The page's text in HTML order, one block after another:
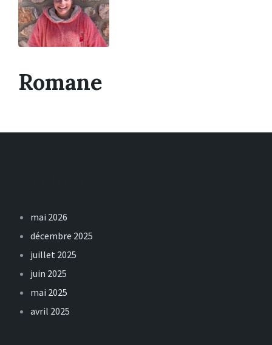
Romane
mai 2026
décembre 2025
juillet 2025
juin 2025
mai 2025
avril 2025